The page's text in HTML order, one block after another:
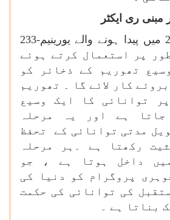
یہ مرحلہ مرحلہ 2 میں پیدا ہونے والے یورینیم-233
پر استعمال کرتے ہوئے
تھوریم کے ذخائر کو
کار لائے گا ۔ تھوریم
توانائی کا ایک وسیع
جاتا ہے اور یہ مرحلہ
مدتی توانائی کے تحفظ
رکھتا ہے ۔ہر مرحلہ
داخل ہوتا ہے ، جو
پروگرام کو دنیا کی
کی توانائی کی حکمت
بناتا ہے ۔